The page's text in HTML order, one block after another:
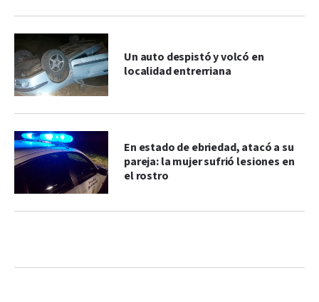
Un auto despistó y volcó en
localidad entrerriana
En estado de ebriedad, atacó a su
pareja: la mujer sufrió lesiones en
el rostro